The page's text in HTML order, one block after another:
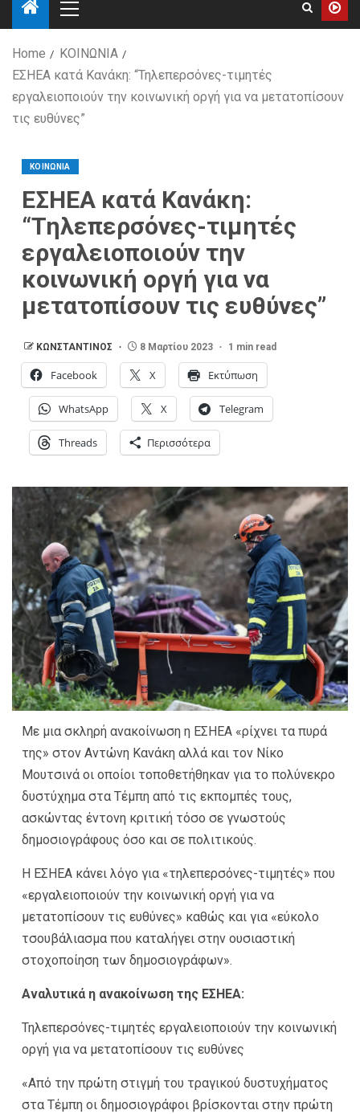
Home
ΚΟΙΝΩΝΙΑ
ΕΣΗΕΑ κατά Κανάκη: “Τηλεπερσόνες-τιμητές
εργαλειοποιούν την κοινωνική οργή για να μετατοπίσουν
τις ευθύνες”
ΚΟΙΝΩΝΙΑ
ΕΣΗΕΑ κατά Κανάκη:
“Τηλεπερσόνες-τιμητές
εργαλειοποιούν την
κοινωνική οργή για να
μετατοπίσουν τις ευθύνες”
ΚΩΝΣΤΑΝΤΙΝΟΣ 8 Μαρτίου 2023 1 min read
Facebook X Εκτύπωση
WhatsApp X Telegram
Threads Περισσότερα
Με μια σκληρή ανακοίνωση η ΕΣΗΕΑ «ρίχνει τα πυρά
της» στον Αντώνη Κανάκη αλλά και τον Νίκο
Μουτσινά οι οποίοι τοποθετήθηκαν για το πολύνεκρο
δυστύχημα στα Τέμπη από τις εκπομπές τους,
ασκώντας έντονη κριτική τόσο σε γνωστούς
δημοσιογράφους όσο και σε πολιτικούς.
Η ΕΣΗΕΑ κάνει λόγο για «τηλεπερσόνες-τιμητές» που
«εργαλειοποιούν την κοινωνική οργή για να
μετατοπίσουν τις ευθύνες» καθώς και για «εύκολο
τσουβάλιασμα που καταλήγει στην ουσιαστική
στοχοποίηση των δημοσιογράφων».
Αναλυτικά η ανακοίνωση της ΕΣΗΕΑ:
Τηλεπερσόνες-τιμητές εργαλειοποιούν την κοινωνική
οργή για να μετατοπίσουν τις ευθύνες
«Από την πρώτη στιγμή του τραγικού δυστυχήματος
στα Τέμπη οι δημοσιογράφοι βρίσκονται στην πρώτη